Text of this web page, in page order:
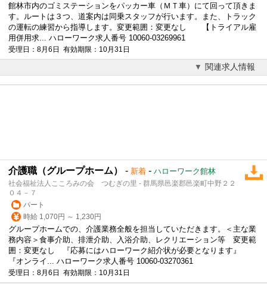
館林市内のゴミステーションをパッカー車（ＭＴ車）にて回って頂きま
す。ルートは３つ、道案内は同乗スタッフが行います。また、トラック
の運転の練習から指導します。変更範囲：変更なし 【トライアル雇
用併用求... ハローワーク求人番号 10060-03269961
受理日：8月6日 有効期限：10月31日
関連求人情報
介護職（グループホーム） - 新着 - ハローワーク館林
社会福祉法人こころみの会 つむぎの里 - 群馬県邑楽郡邑楽町中野２２
０４－７
パート
時給 1,070円 ～ 1,230円
グループホームでの、介護業務全般を担当していただきます。＜主な業
務内容＞食事介助、排泄介助、入浴介助、レクリエーション等 変更範
囲：変更なし 『応募にはハローワーク紹介状が必要となります』
『オンライ... ハローワーク求人番号 10060-03270361
受理日：8月6日 有効期限：10月31日